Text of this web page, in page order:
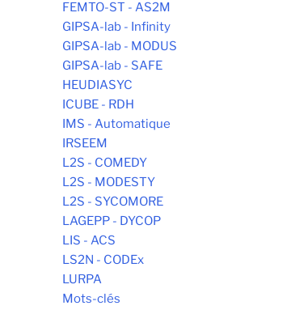
FEMTO-ST - AS2M
GIPSA-lab - Infinity
GIPSA-lab - MODUS
GIPSA-lab - SAFE
HEUDIASYC
ICUBE - RDH
IMS - Automatique
IRSEEM
L2S - COMEDY
L2S - MODESTY
L2S - SYCOMORE
LAGEPP - DYCOP
LIS - ACS
LS2N - CODEx
LURPA
Mots-clés